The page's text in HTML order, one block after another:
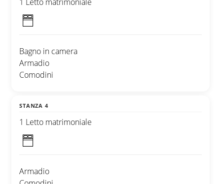
Bagno in camera
Armadio
Comodini
STANZA 4
1 Letto matrimoniale
Armadio